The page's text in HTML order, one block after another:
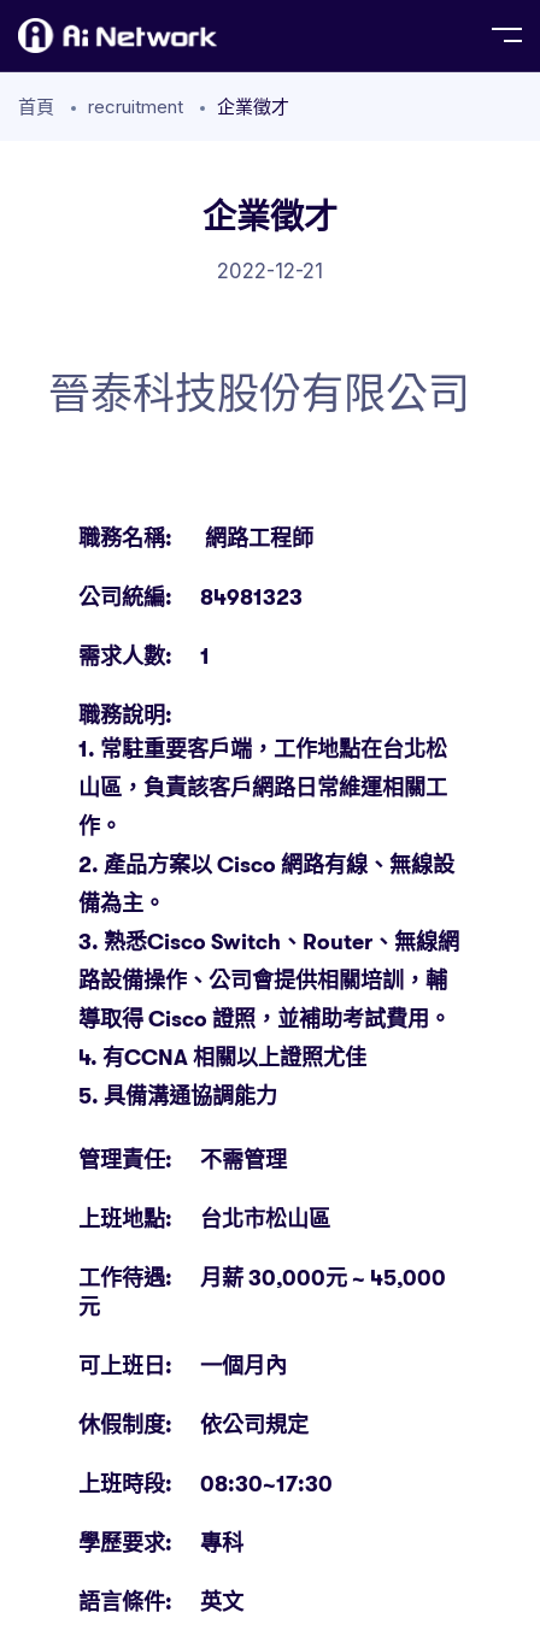
首頁 recruitment 企業徵才
企業徵才
2022-12-21
晉泰科技股份有限公司
職務名稱: 網路工程師
公司統編: 84981323
需求人數: 1
職務說明:
1. 常駐重要客戶端，工作地點在台北松
山區，負責該客戶網路日常維運相關工
作。
2. 產品方案以 Cisco 網路有線、無線設
備為主。
3. 熟悉Cisco Switch、Router、無線網
路設備操作、公司會提供相關培訓，輔
導取得 Cisco 證照，並補助考試費用。
4. 有CCNA 相關以上證照尤佳
5. 具備溝通協調能力
管理責任: 不需管理
上班地點: 台北市松山區
工作待遇: 月薪 30,000元 ~ 45,000
元
可上班日: 一個月內
休假制度: 依公司規定
上班時段: 08:30~17:30
學歷要求: 專科
語言條件: 英文